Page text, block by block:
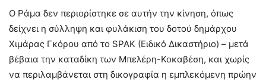
Ο Ράμα δεν περιορίστηκε σε αυτήν την κίνηση, όπως
δείχνει η σύλληψη και φυλάκιση του δοτού δημάρχου
Χιμάρας Γκόρου από το SPAK (Ειδικό Δικαστήριο) – μετά
βέβαια την καταδίκη των Μπελέρη-Κοκαβέση, και χωρίς
να περιλαμβάνεται στη δικογραφία η εμπλεκόμενη πρώην